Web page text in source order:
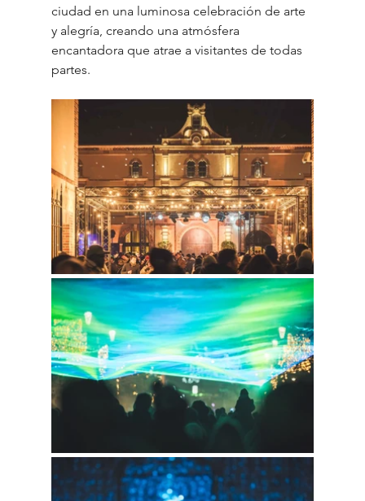
ciudad en una luminosa celebración de arte
y alegría, creando una atmósfera
encantadora que atrae a visitantes de todas
partes.